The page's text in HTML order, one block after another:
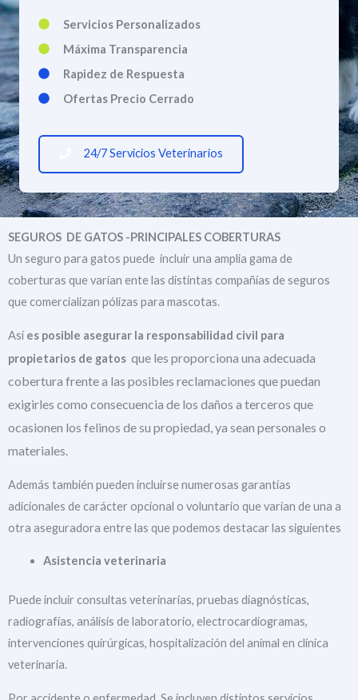
Servicios Personalizados
Máxima Transparencia
Rapidez de Respuesta
Ofertas Precio Cerrado
24/7 Servicios Veterinarios
SEGUROS DE GATOS -PRINCIPALES COBERTURAS
Un seguro para gatos puede incluir una amplia gama de
coberturas que varían ente las distintas compañías de seguros
que comercializan pólizas para mascotas.
Así es posible asegurar la responsabilidad civil para
propietarios de gatos que les proporciona una adecuada
cobertura frente a las posibles reclamaciones que puedan
exigirles como consecuencia de los daños a terceros que
ocasionen los felinos de su propiedad, ya sean personales o
materiales.
Además también pueden incluirse numerosas garantías
adicionales de carácter opcional o voluntario que varían de una a
otra aseguradora entre las que podemos destacar las siguientes
Asistencia veterinaria
Puede incluir consultas veterinarias, pruebas diagnósticas,
radiografías, análisis de laboratorio, electrocardiogramas,
intervenciones quirúrgicas, hospitalización del animal en clínica
veterinaria.